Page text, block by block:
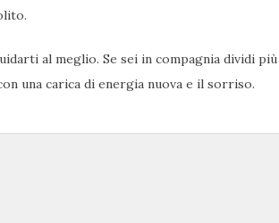
al meglio. Se sei in compagnia dividi
una carica di energia nuova e il sorriso.